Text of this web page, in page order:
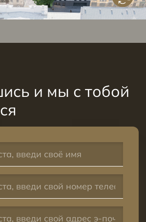
и мы с тобой